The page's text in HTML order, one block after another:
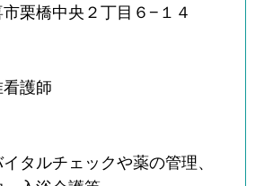
栗橋中央２丁目６−１４
護師
タルチェックや薬の管理、